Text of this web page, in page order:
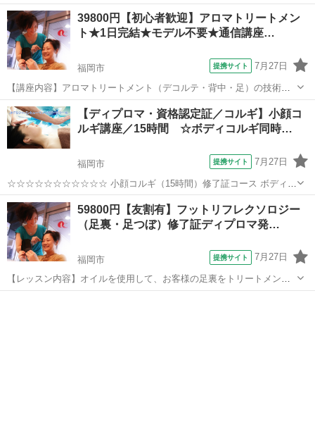
1700円で発行しています★是非、更なる技術UPにご利用下さい！復習
用のDVD、遠方の方向けの通信講座もご用意しています！こちらから
の営業電話は致しません。...
福岡 福岡市 アロマ
39800円【初心者歓迎】アロマトリートメン
ト★1日完結★モデル不要★通信講座…
福岡市 提携サイト 7月27日
【講座内容】アロマトリートメント（デコルテ・背中・足）の技術を1
日完結３時間マンツーマンレッスンで学習できます。実技中心です
が、トラブル回避の為、学科も行います。モデルさん不要なので、お
一人の方もお気軽にお越し下さい。修了証...
福岡 福岡市 アロマ
【ディプロマ・資格認定証／コルギ】小顔コ
ルギ講座／15時間 ☆ボディコルギ同時…
福岡市 提携サイト 7月27日
☆☆☆☆☆☆☆☆☆☆☆ 小顔コルギ（15時間）修了証コース ボディコ
ルギを同時にお申込みの方限定 ☆★ 受講料150,000円OFF ★☆ ※
全身ボディコルギ受講で認定証の取得も可能です。 ※おすすめ※ 五感
リラ...
福岡 福岡市 アロマ
59800円【友割有】フットリフレクソロジー
（足裏・足つぼ）修了証ディプロマ発…
福岡市 提携サイト 7月27日
【レッスン内容】オイルを使用して、お客様の足裏をトリートメント
します。ショートコースは1日。ロングコースは2日間に分けて、マン